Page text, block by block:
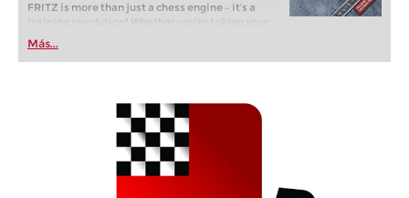
FRITZ is more than just a chess engine – it’s a
training revolution! Whether you’re taking your
first steps into the world of club chess, or already
playing at a tournament level: with FRITZ, you can
train more efficiently, intelligently and with a
Más...